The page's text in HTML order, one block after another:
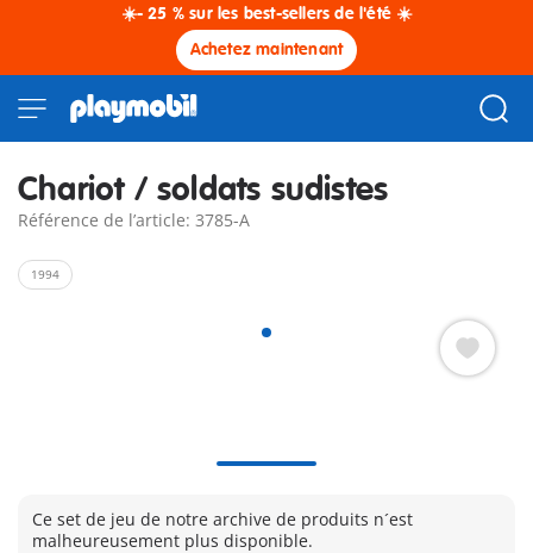
☀️- 25 % sur les best-sellers de l'été ☀️
Achetez maintenant
Chariot / soldats sudistes
Référence de l’article: 3785-A
1994
Ce set de jeu de notre archive de produits n´est
malheureusement plus disponible.